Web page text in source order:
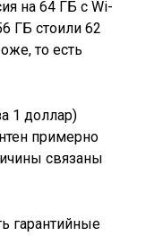
на 64 ГБ с Wi-
ГБ стоили 62
то есть
1 доллар)
примерно
связаны
гарантийные